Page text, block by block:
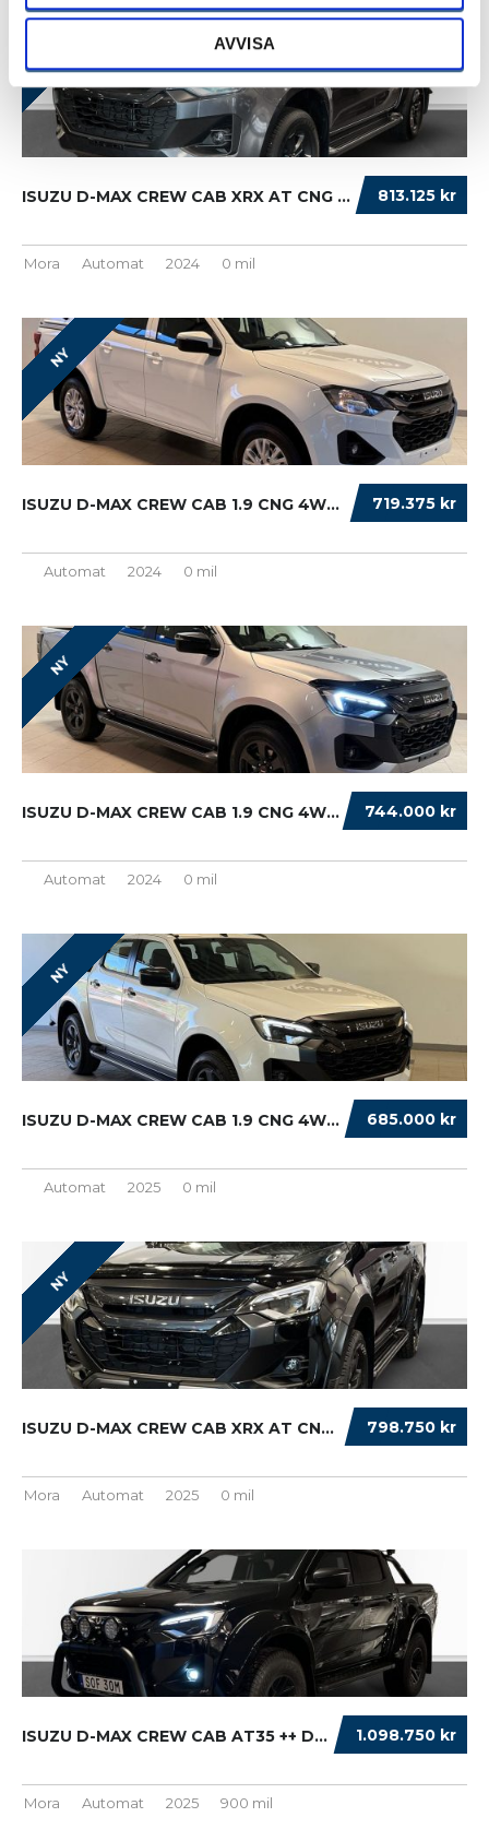
AVVISA
813.125 kr
ISUZU D-MAX CREW CAB XRX AT CNG WORK+WEBASTO...
Mora Automat 2024 0 mil
NY
719.375 kr
ISUZU D-MAX CREW CAB 1.9 CNG 4WD EURO 6...
Automat 2024 0 mil
NY
744.000 kr
ISUZU D-MAX CREW CAB 1.9 CNG 4WD EURO 6...
Automat 2024 0 mil
NY
685.000 kr
ISUZU D-MAX CREW CAB 1.9 CNG 4WD EURO 6...
Automat 2025 0 mil
NY
798.750 kr
ISUZU D-MAX CREW CAB XRX AT CNG STYLE+WEBAST...
Mora Automat 2025 0 mil
1.098.750 kr
ISUZU D-MAX CREW CAB AT35 ++ DC AT CNG...
Mora Automat 2025 900 mil